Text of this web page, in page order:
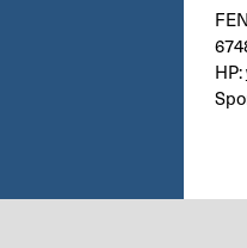
HP: